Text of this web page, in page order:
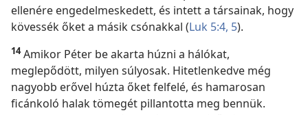
ellenére engedelmeskedett, és intett a társainak, hogy
kövessék őket a másik csónakkal (Luk 5:4, 5).
14Amikor Péter be akarta húzni a hálókat,
meglepődött, milyen súlyosak. Hitetlenkedve még
nagyobb erővel húzta őket felfelé, és hamarosan
ficánkoló halak tömegét pillantotta meg bennük.